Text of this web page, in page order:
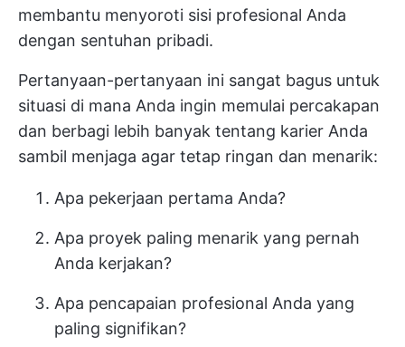
membantu menyoroti sisi profesional Anda
dengan sentuhan pribadi.
Pertanyaan-pertanyaan ini sangat bagus untuk
situasi di mana Anda ingin memulai percakapan
dan berbagi lebih banyak tentang karier Anda
sambil menjaga agar tetap ringan dan menarik:
Apa pekerjaan pertama Anda?
Apa proyek paling menarik yang pernah
Anda kerjakan?
Apa pencapaian profesional Anda yang
paling signifikan?